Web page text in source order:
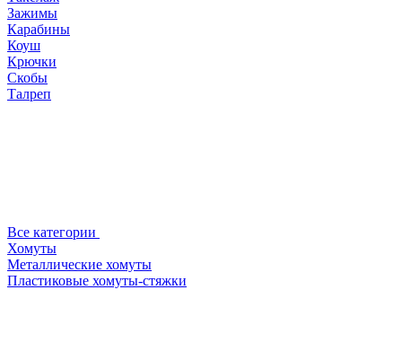
Зажимы
Карабины
Коуш
Крючки
Скобы
Талреп
Все категории
Хомуты
Металлические хомуты
Пластиковые хомуты-стяжки